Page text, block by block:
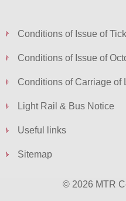
Conditions of Issue of
Conditions of Issue of
Conditions of Carriage of
Light Rail & Bus Notice
Useful links
Sitemap
© 2026 MTR